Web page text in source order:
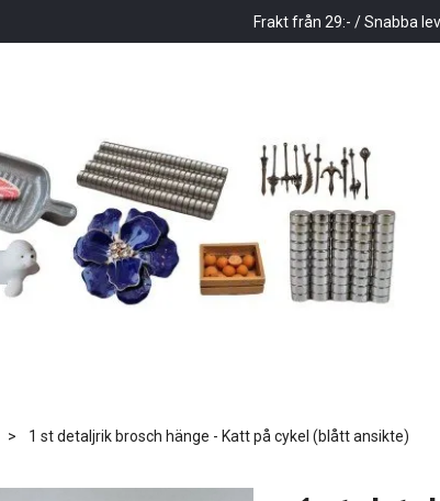
Frakt från 29:- / Snabba
1 st detaljrik brosch hänge - Katt på cykel (blått ansikte)